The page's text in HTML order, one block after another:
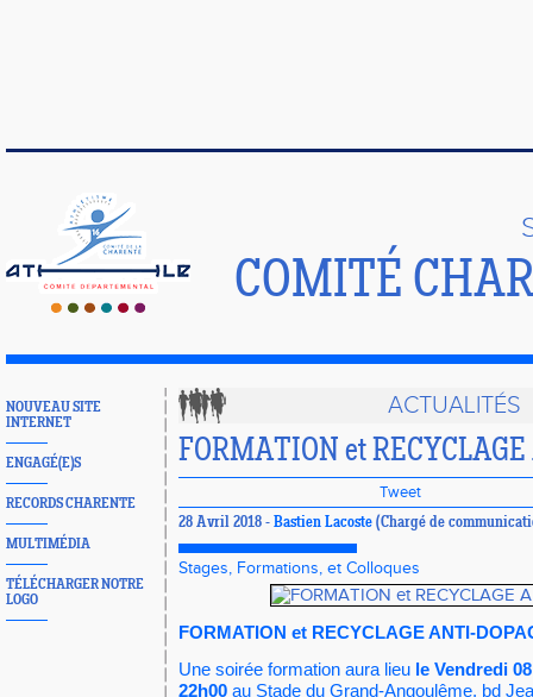
COMITÉ
NOUVEAU SITE
INTERNET
ENGAGÉ(E)S
RECORDS CHARENTE
MULTIMÉDIA
TÉLÉCHARGER NOTRE
LOGO
ACTUALITÉS
FORMATION et
Tweet
28 Avril 2018 - Bastien Lacoste (Chargé de
Stages, Formations, et Colloques
FORMATION et RECYCLAGE ANTI-
Une soirée formation aura lieu le Vendredi
22h00 au Stade du Grand-Angoulême, bd